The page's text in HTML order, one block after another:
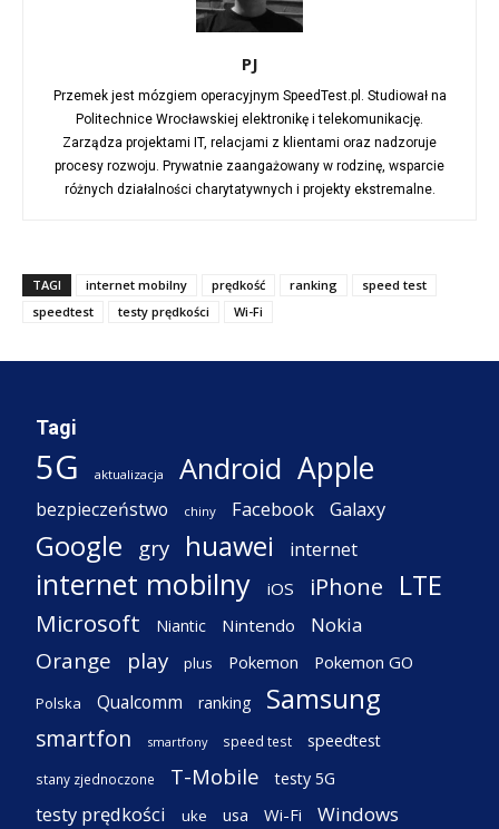
PJ
Przemek jest mózgiem operacyjnym SpeedTest.pl. Studiował na
Politechnice Wrocławskiej elektronikę i telekomunikację.
Zarządza projektami IT, relacjami z klientami oraz nadzoruje
procesy rozwoju. Prywatnie zaangażowany w rodzinę, wsparcie
różnych działalności charytatywnych i projekty ekstremalne.
TAGI internet mobilny prędkość ranking
speed test
speedtest
testy prędkości Wi-Fi
Tagi
5G aktualizacja Android Apple
bezpieczeństwo chiny Facebook Galaxy
Google gry huawei internet
internet mobilny iOS iPhone LTE
Microsoft Niantic Nintendo Nokia
Orange play plus Pokemon Pokemon GO
Polska Qualcomm ranking Samsung
smartfon smartfony speed test speedtest
stany zjednoczone T-Mobile testy 5G
testy prędkości uke usa Wi-Fi Windows